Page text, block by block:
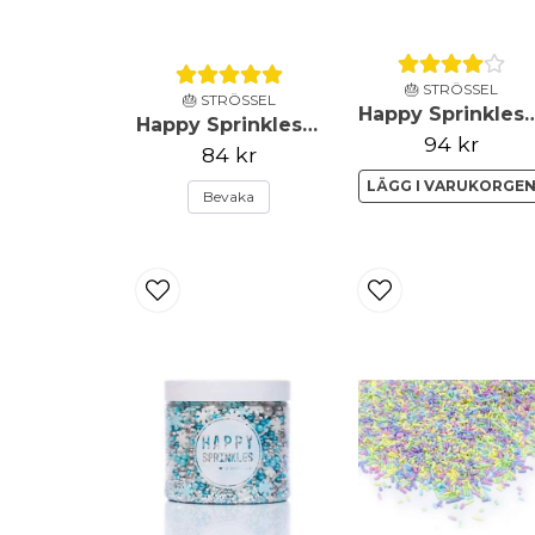
🎂 STRÖSSEL
Happy Sprinkles - Strössel - Pastel Vibes - 90g
84 kr
Bevaka
🎂 STRÖSSEL
Happy Sprinkles -
94 kr
LÄGG I VARUKORGEN